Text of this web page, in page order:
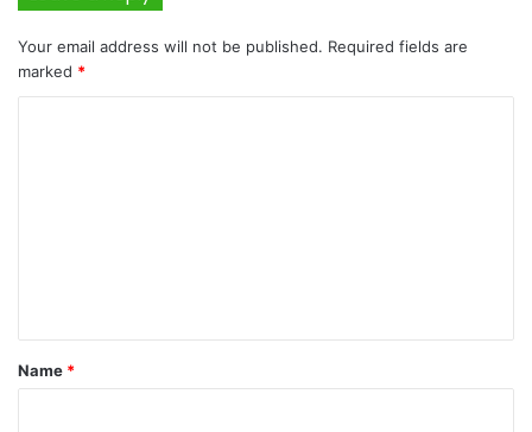
Your email address will not be published. Required fields are
marked *
*
Name *